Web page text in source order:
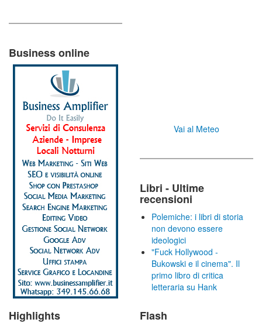
Business online
Highlights
Vai al Meteo
Libri - Ultime
recensioni
Polemiche: i libri di storia
non devono essere
ideologici
"Fuck Hollywood -
Bukowski e il cinema". Il
primo libro di critica
letteraria su Hank
Flash